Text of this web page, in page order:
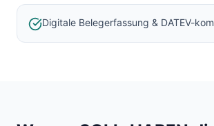
Digitale Belegerfassung & DATEV-